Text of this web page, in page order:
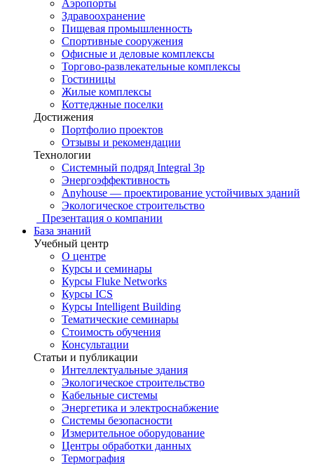
Аэропорты
Здравоохранение
Пищевая промышленность
Спортивные сооружения
Офисные и деловые комплексы
Торгово-развлекательные комплексы
Гостиницы
Жилые комплексы
Коттеджные поселки
Достижения
Портфолио проектов
Отзывы и рекомендации
Технологии
Системный подряд Integral 3p
Энергоэффективность
Anyhouse — проектирование устойчивых зданий
Экологическое строительство
Презентация о компании
База знаний
Учебный центр
О центре
Курсы и семинары
Курсы Fluke Networks
Курсы ICS
Курсы Intelligent Building
Тематические семинары
Стоимость обучения
Консультации
Статьи и публикации
Интеллектуальные здания
Экологическое строительство
Кабельные системы
Энергетика и электроснабжение
Системы безопасности
Измерительное оборудование
Центры обработки данных
Термография